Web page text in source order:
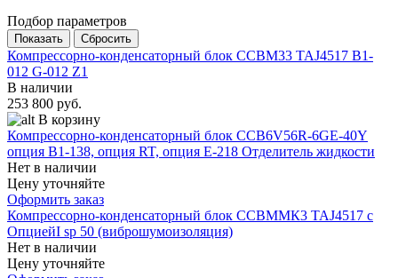
Подбор параметров
Компрессорно-конденсаторный блок CCBM33 TAJ4517 В1-
012 G-012 Z1
В наличии
253 800 руб.
В корзину
Компрессорно-конденсаторный блок ССB6V56R-6GE-40Y
опция B1-138, опция RT, опция E-218 Отделитель жидкости
Нет в наличии
Цену уточняйте
Оформить заказ
Компрессорно-конденсаторный блок CCBMМК3 TAJ4517 с
ОпциейI sp 50 (виброшумоизоляция)
Нет в наличии
Цену уточняйте